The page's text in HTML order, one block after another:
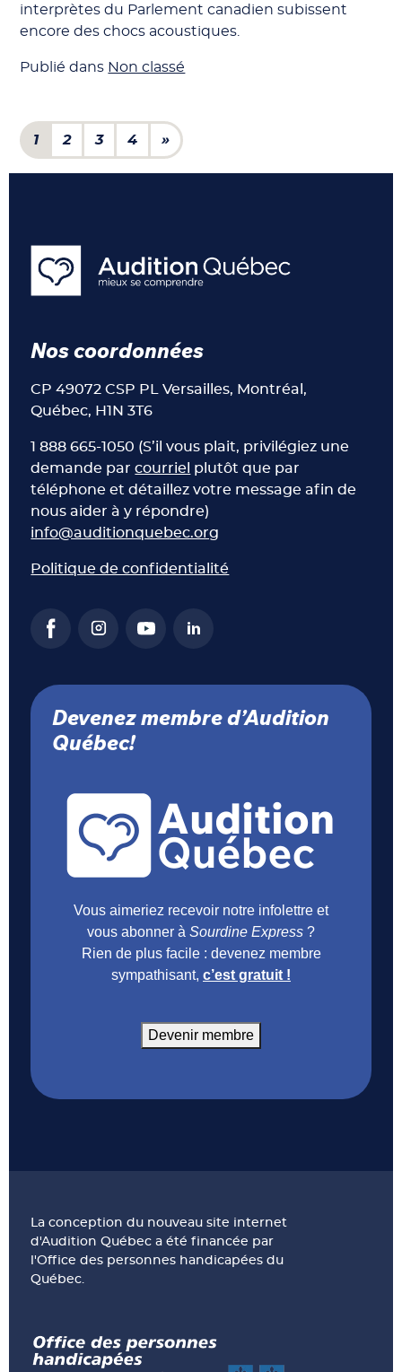
interprètes du Parlement canadien subissent
encore des chocs acoustiques.
Publié dans Non classé
Navigation dans les
1 2 3 4 »
Nos coordonnées
CP 49072 CSP PL Versailles, Montréal,
Québec, H1N 3T6
1 888 665-1050 (S’il vous plait, privilégiez une
demande parcourriel plutôt que par
téléphone et détaillez votre message afin de
nous aider à y répondre)
info@auditionquebec.org
Politique de confidentialité
Devenez membre d’Audition
Québec!
Vous aimeriez recevoir notre infolettre et
vous abonner à Sourdine Express ?
Rien de plus facile : devenez membre
sympathisant, c’est gratuit !
Devenir membre
La conception du nouveau site internet
d'Audition Québec a été financée par
l'Office des personnes handicapées du
Québec.